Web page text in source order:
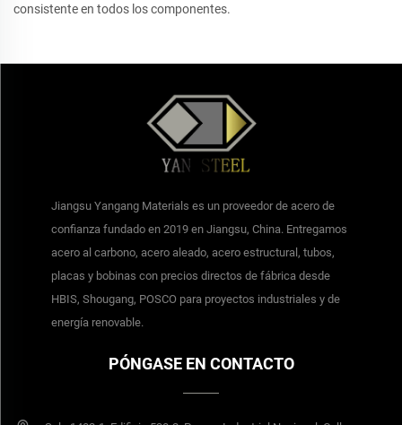
consistente en todos los componentes.
Jiangsu Yangang Materials es un proveedor de acero de
confianza fundado en 2019 en Jiangsu, China. Entregamos
acero al carbono, acero aleado, acero estructural, tubos,
placas y bobinas con precios directos de fábrica desde
HBIS, Shougang, POSCO para proyectos industriales y de
energía renovable.
PÓNGASE EN CONTACTO